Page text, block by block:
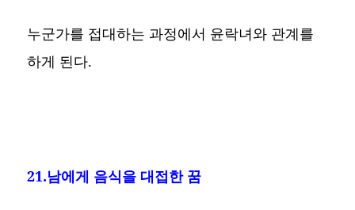
누군가를 접대하는 과정에서 윤락녀와 관계를
하게 된다.
21.남에게 음식을 대접한 꿈